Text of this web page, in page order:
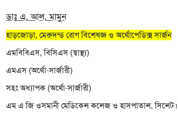
ডাঃ এ. আল. মামুন
হাড়জোড়া, মেরুদন্ড রোগ বিশেষজ্ঞ ও অর্থোপেডিক্স সার্জন
এমবিবিএস, বিসিএস (স্বাস্থ্য)
এমএস (অর্থো-সার্জারী)
সহঃ অধ্যাপক (অর্থো-সার্জারী)
এম এ জি ওসমানী মেডিকেল কলেজ ও হাসপাতাল, সিলেট।